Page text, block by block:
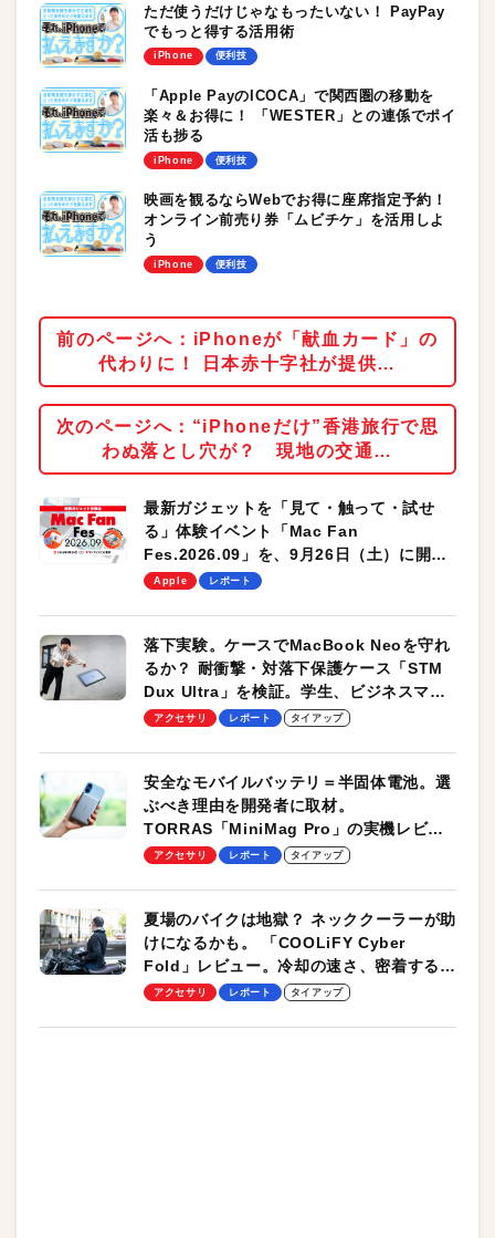
ただ使うだけじゃなもったいない！ PayPay
でもっと得する活用術
iPhone 便利技
「Apple PayのICOCA」で関西圏の移動を
楽々＆お得に！ 「WESTER」との連係でポイ
活も捗る
iPhone 便利技
映画を観るならWebでお得に座席指定予約！
オンライン前売り券「ムビチケ」を活用しよ
う
iPhone 便利技
前のページへ：iPhoneが「献血カード」の
代わりに！ 日本赤十字社が提供…
次のページへ：“iPhoneだけ”香港旅行で思
わぬ落とし穴が？ 現地の交通…
最新ガジェットを「見て・触って・試せ
る」体験イベント「Mac Fan
Fes.2026.09」を、9月26日（土）に開催
します！
Apple レポート
落下実験。ケースでMacBook Neoを守れ
るか？ 耐衝撃・対落下保護ケース「STM
Dux Ultra」を検証。学生、ビジネスマン
のモバイルユースに最適！
アクセサリ レポート タイアップ
安全なモバイルバッテリ＝半固体電池。選
ぶべき理由を開発者に取材。
TORRAS「MiniMag Pro」の実機レビュ
ーも
アクセサリ レポート タイアップ
夏場のバイクは地獄？ ネッククーラーが助
けになるかも。 「COOLiFY Cyber
Fold」レビュー。冷却の速さ、密着する冷
却プレート、シンプルな操作性がグッド！
アクセサリ レポート タイアップ